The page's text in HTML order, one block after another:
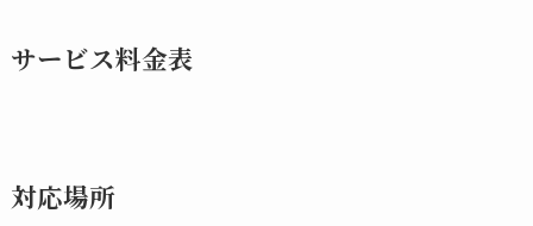
サービス料金表
対応場所